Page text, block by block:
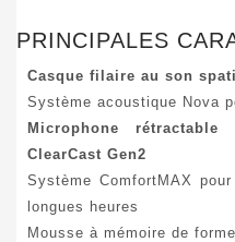
PRINCIPALES
Casque filaire au son
Système acoustique Nova
Microphone
ClearCast Gen2
Système ComfortMAX
longues heures
Mousse à mémoire de